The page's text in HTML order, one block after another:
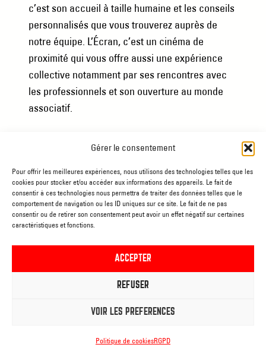
Gérer le consentement
Pour offrir les meilleures expériences, nous utilisons des technologies telles que les
cookies pour stocker et/ou accéder aux informations des appareils. Le fait de
consentir à ces technologies nous permettra de traiter des données telles que le
comportement de navigation ou les ID uniques sur ce site. Le fait de ne pas
consentir ou de retirer son consentement peut avoir un effet négatif sur certaines
caractéristiques et fonctions.
ACCEPTER
REFUSER
VOIR LES PRÉFÉRENCES
Politique de cookiesRGPD
c’est son accueil à taille humaine et les conseils
personnalisés que vous trouverez auprès de
notre équipe. L’Écran, c’est un cinéma de
proximité qui vous offre aussi une expérience
collective notamment par ses rencontres avec
les professionnels et son ouverture au monde
associatif.
JE CONSULTE LES TARIFS
JE CONSULTE LES BROCHURES
MAISON CULTURELLE D’ATH